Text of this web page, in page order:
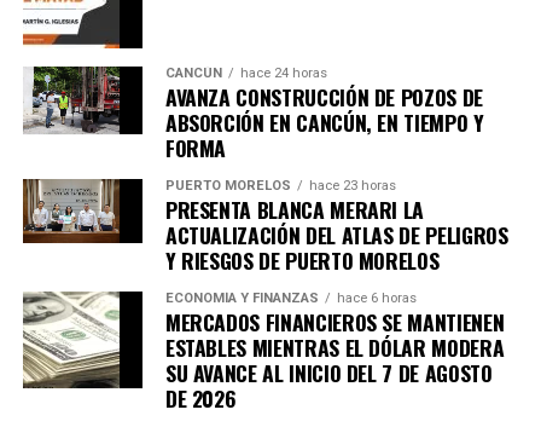
CANCÚN hace 24 horas
AVANZA CONSTRUCCIÓN DE POZOS DE
ABSORCIÓN EN CANCÚN, EN TIEMPO Y
FORMA
PUERTO MORELOS hace 23 horas
PRESENTA BLANCA MERARI LA
ACTUALIZACIÓN DEL ATLAS DE PELIGROS
Y RIESGOS DE PUERTO MORELOS
ECONOMÍA Y FINANZAS hace 6 horas
MERCADOS FINANCIEROS SE MANTIENEN
ESTABLES MIENTRAS EL DÓLAR MODERA
SU AVANCE AL INICIO DEL 7 DE AGOSTO
DE 2026